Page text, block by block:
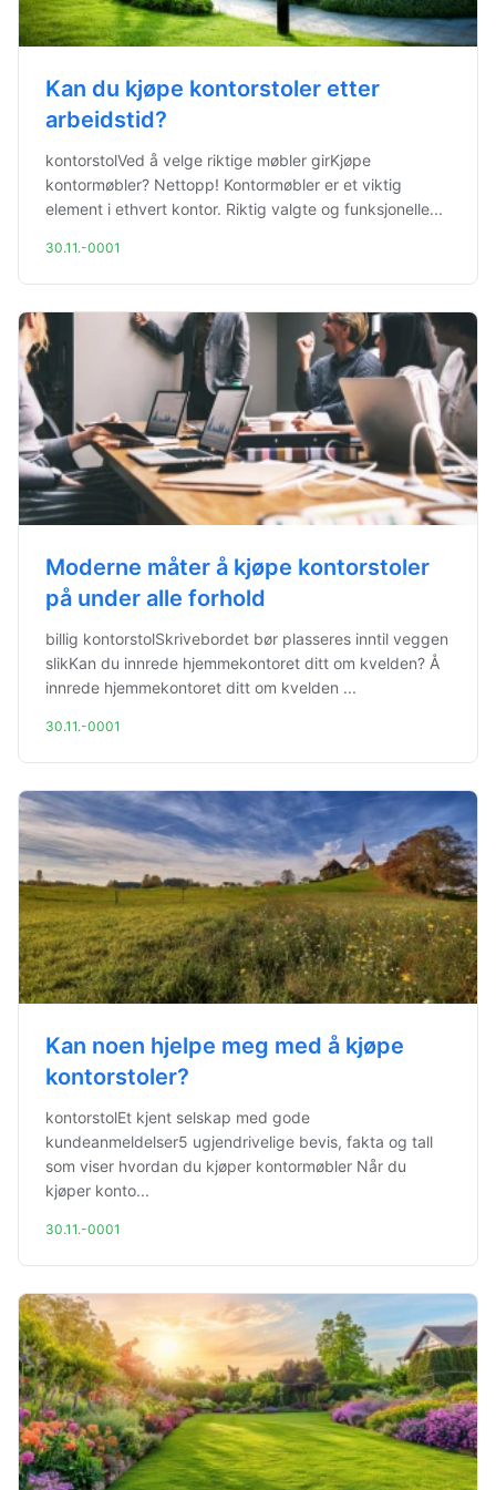
Kan du kjøpe kontorstoler etter
arbeidstid?
kontorstolVed å velge riktige møbler girKjøpe
kontormøbler? Nettopp! Kontormøbler er et viktig
element i ethvert kontor. Riktig valgte og funksjonelle...
30.11.-0001
Moderne måter å kjøpe kontorstoler
på under alle forhold
billig kontorstolSkrivebordet bør plasseres inntil veggen
slikKan du innrede hjemmekontoret ditt om kvelden? Å
innrede hjemmekontoret ditt om kvelden ...
30.11.-0001
Kan noen hjelpe meg med å kjøpe
kontorstoler?
kontorstolEt kjent selskap med gode
kundeanmeldelser5 ugjendrivelige bevis, fakta og tall
som viser hvordan du kjøper kontormøbler Når du
kjøper konto...
30.11.-0001